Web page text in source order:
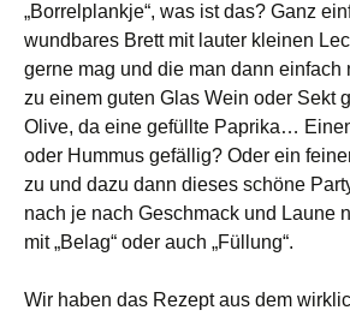
„Borrelplankje“, was ist das? Ganz
wundbares Brett mit lauter kleinen
gerne mag und die man dann einfach
zu einem guten Glas Wein oder Sekt
Olive, da eine gefüllte Paprika…
oder Hummus gefällig? Oder ein
zu und dazu dann dieses schöne
nach je nach Geschmack und Laune
mit „Belag“ oder auch „Füllung“.
Wir haben das Rezept aus dem